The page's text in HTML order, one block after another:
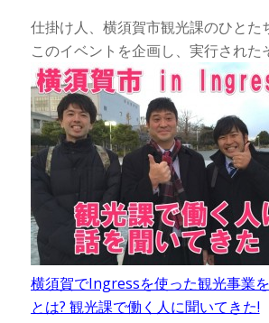
仕掛け人、横須賀市観光課のひとた
このイベントを企画し、実行された
横須賀でIngressを使った観光事業
とは? 観光課で働く人に聞いてきた!